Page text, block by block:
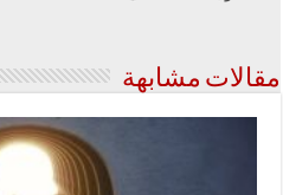
مقالات مشابهة